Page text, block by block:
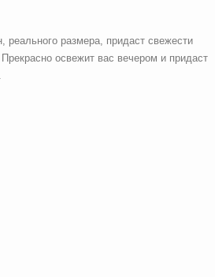
реального размера, придаст свежести
освежит вас вечером и придаст